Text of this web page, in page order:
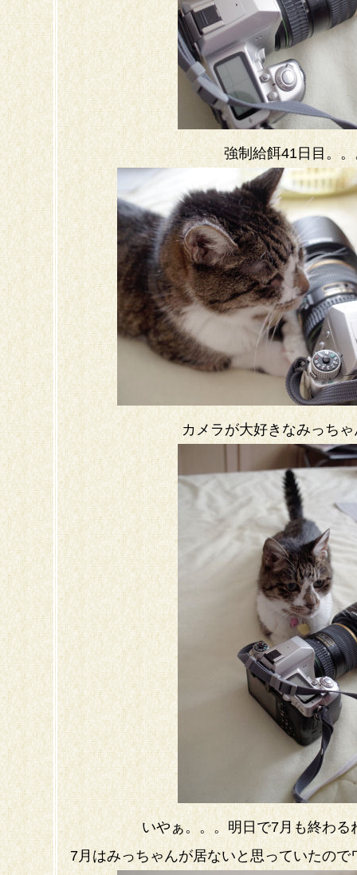
強制給餌41日目。
カメラが大好きなみっち
いやぁ。。。明日で7月も終わる
7月はみっちゃんが居ないと思っていたの